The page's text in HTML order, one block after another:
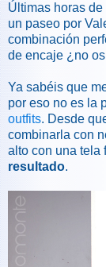
Últimas horas
un paseo por
combinación
de encaje ¿no
Ya sabéis que
por eso no es la
outfits. Desde
combinarla con
alto con una tela
resultado.